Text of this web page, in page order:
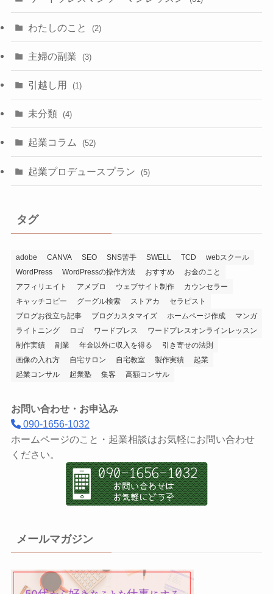
わたしのこと (2)
主婦の副業 (3)
引越し用 (1)
未分類 (4)
起業コラム (52)
起業プロデュースプラン (5)
タグ
adobe CANVA SEO SNS苦手 SWELL TCD
webスクール
WordPress
WordPressの操作方法 おすすめ
お金のこと
アフィリエイト
アメブロ ウェブサイト制作
カウンセラー
キャッチコピー
グーグル検索 ストアカ
セラピスト
ブログお役立ち記事
ブログカスタマイズ ホームページ作成
マンガ
ライトニング
ロゴ ワードプレス
ワードプレスオンラインレッスン
制作実績
副業 年金以外に収入を得る
引き寄せの法則
画像の入れ方
自宅サロン 自宅教室 製作実績
起業
起業コンサル
起業塾 集客 高額コンサル
お問い合わせ・お申込み
090-1656-1032
ホームページのこと・起業相談はお気軽にお問い合わせ
ください。
メールマガジン